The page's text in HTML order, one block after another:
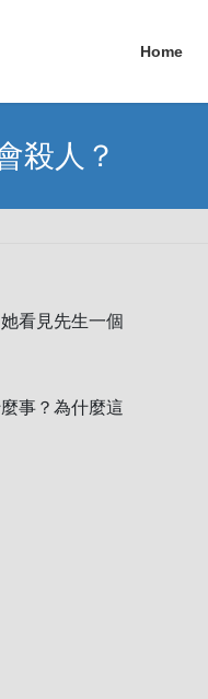
Home
殺人？
看見先生一個
事？為什麼這